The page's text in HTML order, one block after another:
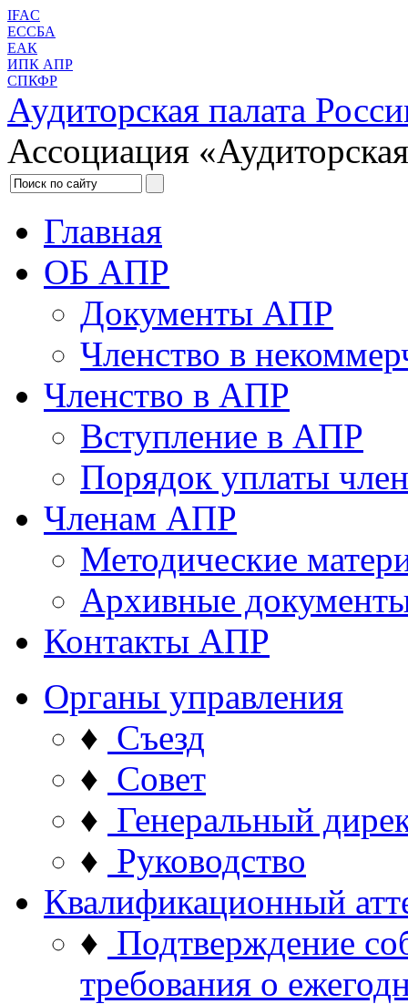
IFAC
ЕССБА
ЕАК
ИПК АПР
СПКФР
Аудиторская палата
Ассоциация
Главная
ОБ АПР
Документы АПР
Членство в
Членство в АПР
Вступление в АПР
Порядок уплаты
Членам АПР
Методические
Архивные
Контакты АПР
Органы управления
♦ Съезд
♦ Совет
♦ Генеральный
♦ Руководство
Квалификационный
♦ Подтверждение
требования о